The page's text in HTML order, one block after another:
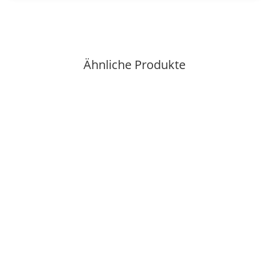
Ähnliche Produkte